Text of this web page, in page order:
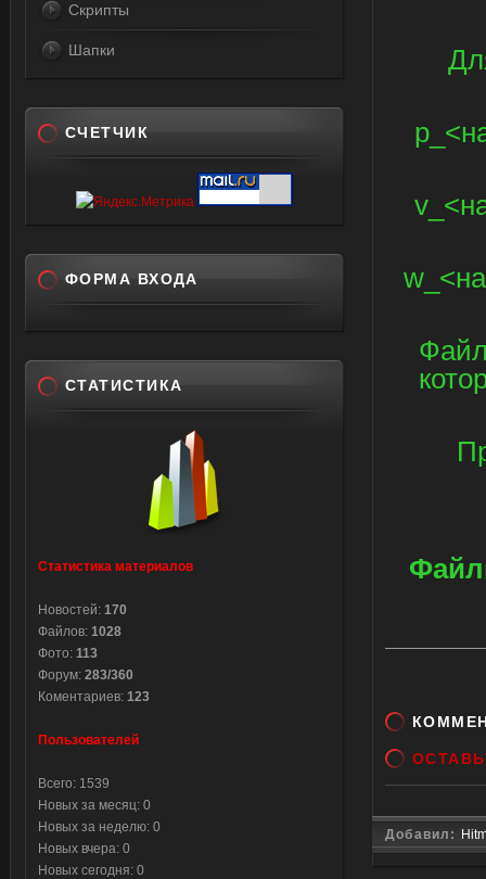
Добавил:
Скрипты
Шапки
СЧЕТЧИК
ФОРМА ВХОДА
СТАТИСТИКА
Статистика материалов
Новостей: 170
Файлов: 1028
Фото: 113
Форум: 283/360
Коментариев: 123
Пользователей
Всего: 1539
Новых за месяц: 0
Новых за неделю: 0
Новых вчера: 0
Новых сегодня: 0